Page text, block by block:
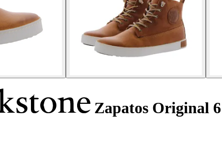
Zapatos Original